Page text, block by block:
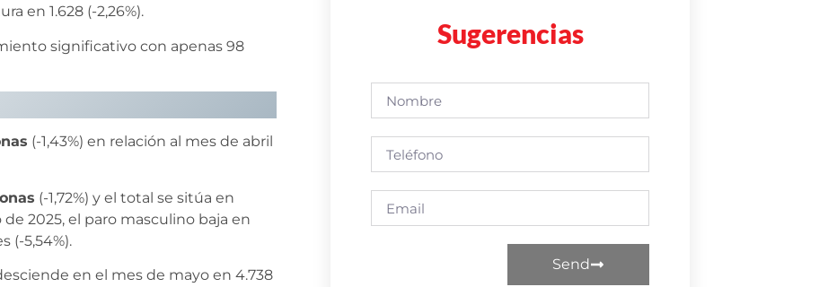
en 1.628 (-2,26%).
significativo con apenas 98
(-1,43%) en relación al mes de abril
(-1,72%) y el total se sitúa en
2025, el paro masculino baja en
(-5,54%).
en el mes de mayo en 4.738
Sugerencias
Send